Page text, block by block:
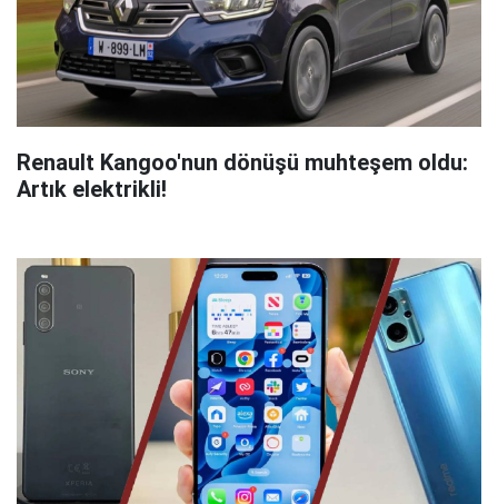
Renault Kangoo'nun dönüşü muhteşem oldu:
Artık elektrikli!